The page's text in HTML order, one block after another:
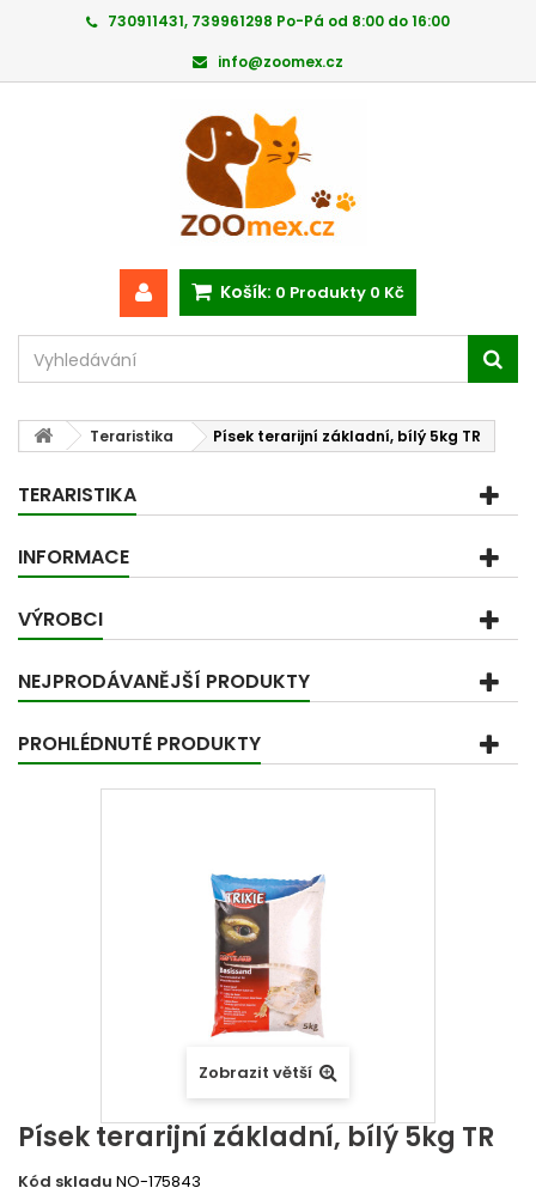
730911431, 739961298 Po-Pá od 8:00 do 16:00
info@zoomex.cz
Košík: 0 Produkty 0 Kč
Teraristika Písek terarijní základní, bílý 5kg TR
TERARISTIKA
INFORMACE
VÝROBCI
NEJPRODÁVANĚJŠÍ PRODUKTY
PROHLÉDNUTÉ PRODUKTY
Zobrazit větší
Písek terarijní základní, bílý 5kg TR
Kód skladu NO-175843